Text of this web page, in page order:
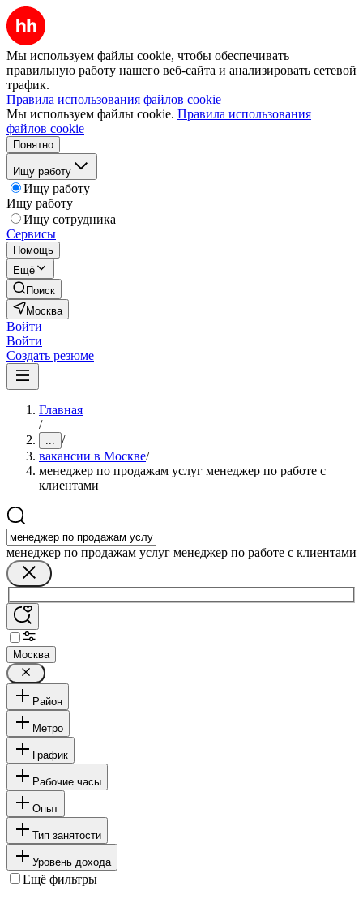
Мы используем файлы cookie, чтобы обеспечивать
правильную работу нашего веб-сайта и анализировать сетевой
трафик.
Правила использования файлов cookie
Мы используем файлы cookie. Правила использования
файлов cookie
Понятно
Ищу работу
Ищу работу
Ищу работу
Ищу сотрудника
Сервисы
Помощь
Ещё
Поиск
Москва
Войти
Войти
Создать резюме
Главная
/
... /
вакансии в Москве/
менеджер по продажам услуг менеджер по работе с
клиентами
менеджер по продажам услуг менеджер по работе с клиентами
Москва
Район
Метро
График
Рабочие часы
Опыт
Тип занятости
Уровень дохода
Ещё фильтры